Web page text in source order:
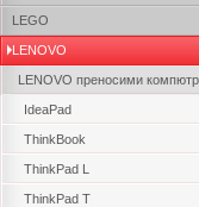
LEGO
LENOVO
LENOVO преносими
IdeaPad
ThinkBook
ThinkPad L
ThinkPad T